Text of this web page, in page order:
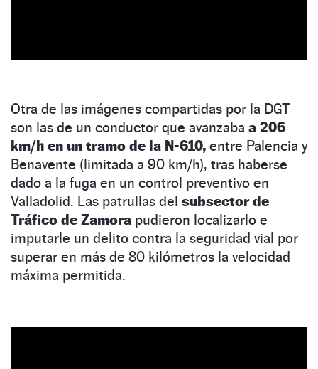
Otra de las imágenes compartidas por la DGT
son las de un conductor que avanzaba a 206
km/h en un tramo de la N-610, entre Palencia y
Benavente (limitada a 90 km/h), tras haberse
dado a la fuga en un control preventivo en
Valladolid. Las patrullas del subsector de
Tráfico de Zamora pudieron localizarlo e
imputarle un delito contra la seguridad vial por
superar en más de 80 kilómetros la velocidad
máxima permitida.